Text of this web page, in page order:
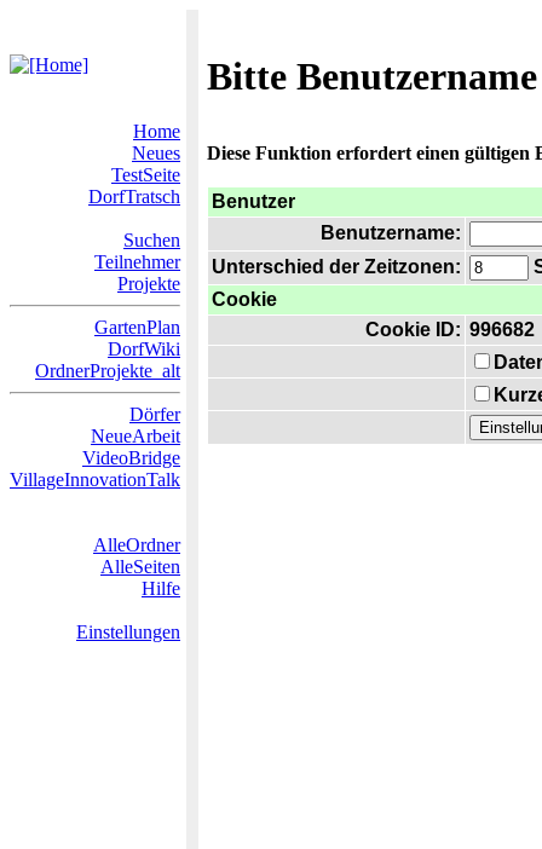
Bitte
Home
Neues
TestSeite
DorfTratsch
Suchen
Teilnehmer
Projekte
GartenPlan
DorfWiki
OrdnerProjekte_alt
Dörfer
NeueArbeit
VideoBridge
VillageInnovationTalk
AlleOrdner
AlleSeiten
Hilfe
Einstellungen
Diese Funktion erfordert einen gültigen
Benutzer
Benutzername:
Unterschied der Zeitzonen:
Cookie
Cookie ID: 996682